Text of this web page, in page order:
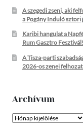
A szegedi zseni, aki
a Pogány Induló sztori
Karibi hangulat a
Rum Gasztro Fesztivál!
A Tisza-parti
2026-os zenei
Archívum
Archívum